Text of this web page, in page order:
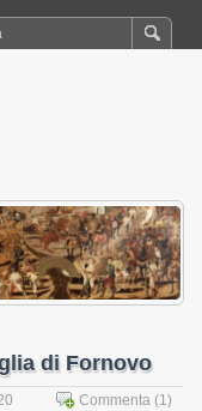
di Fornovo
Commenta (1)